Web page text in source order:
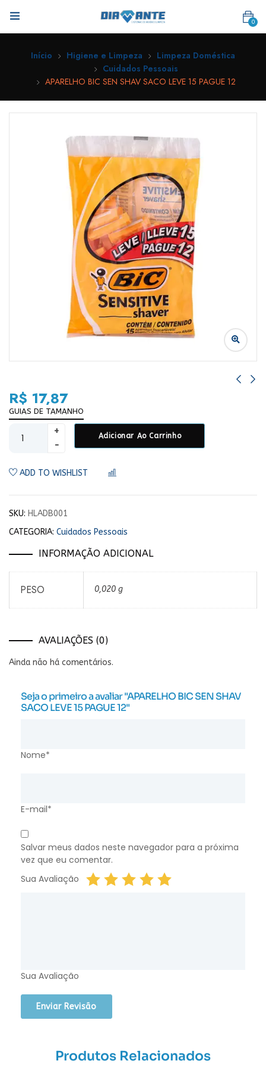
0
Início Higiene e Limpeza
Limpeza Doméstica
Cuidados Pessoais
APARELHO BIC SEN SHAV SACO LEVE 15 PAGUE 12
R$ 17,87
GUIAS DE TAMANHO
Adicionar Ao Carrinho
ADD TO WISHLIST
SKU: HLADB001
CATEGORIA: Cuidados Pessoais
INFORMAÇÃO ADICIONAL
PESO 0,020 g
AVALIAÇÕES (0)
Ainda não há comentários.
Seja o primeiro a avaliar "APARELHO BIC SEN SHAV
SACO LEVE 15 PAGUE 12"
Nome*
E-mail*
Salvar meus dados neste navegador para a próxima
vez que eu comentar.
Sua Avaliação
Sua Avaliação
Produtos Relacionados